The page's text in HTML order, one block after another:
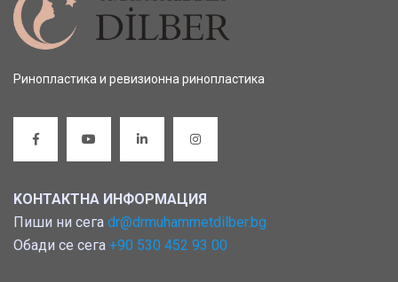
Ринопластика и ревизионна ринопластика
KОНТАКТНА ИНФОРМАЦИЯ
Пиши ни сега dr@drmuhammetdilber.bg
Обади се сега +90 530 452 93 00